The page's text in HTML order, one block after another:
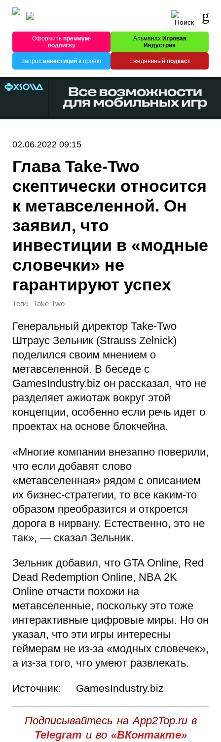
Оформитьпремиум-
подписку
Альманах Игровая
Индустрия
Запрос инвестицийв проект Ежедневный подкаст
02.06.2022 09:15
Глава Take-Two
скептически относится
к метавселенной. Он
заявил, что
инвестиции в «модные
словечки» не
гарантируют успех
Теги: Take-Two
Генеральный директор Take-Two
Штраус Зельник (Strauss Zelnick)
поделился своим мнением о
метавселенной. В беседе с
GamesIndustry.biz он рассказал, что не
разделяет ажиотаж вокруг этой
концепции, особенно если речь идет о
проектах на основе блокчейна.
«Многие компании внезапно поверили,
что если добавят слово
«метавселенная» рядом с описанием
их бизнес-стратегии, то все каким-то
образом преобразится и откроется
дорога в нирвану. Естественно, это не
так», — сказал Зельник.
Зельник добавил, что GTA Online, Red
Dead Redemption Online, NBA 2K
Online отчасти похожи на
метавселенные, поскольку это тоже
интерактивные цифровые миры. Но он
указал, что эти игры интересны
геймерам не из-за «модных словечек»,
а из-за того, что умеют развлекать.
Источник: GamesIndustry.biz
Подписывайтесь на App2Top.ru в
Telegram и во «ВКонтакте»